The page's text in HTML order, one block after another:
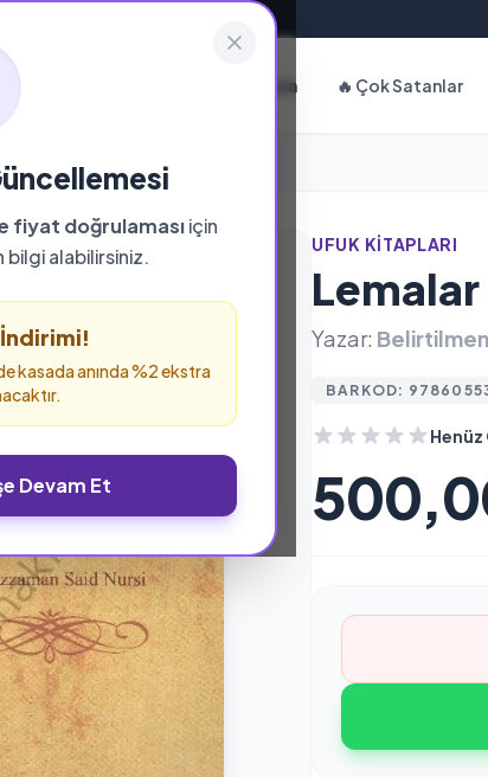
fiyat doğrulamasıiçin
bilgi alabilirsiniz.
İndirimi!
kasada anında %2 ekstra
Devam Et
Hakkımızda 🔥 Çok Satanlar
UFUK KITAPLARI
Yazar:
BARKOD:
Henüz